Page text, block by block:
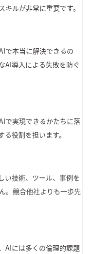
ルが非常に重要です。
で本当に解決できるの
AI導入による失敗を防ぐ
で実現できるかたちに落
役割を担います。
い技術、ツール、事例を
。競合他社よりも一歩先
AIには多くの倫理的課題